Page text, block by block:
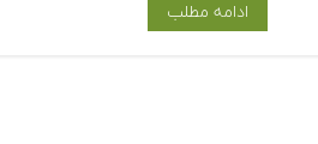
ادامه مطلب